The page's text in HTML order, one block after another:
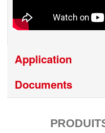
Application
Documents